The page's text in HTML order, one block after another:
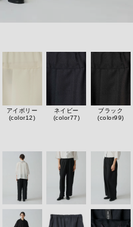
アイボリー
(color12)
ネイビー
(color77)
ブラック
(color99)